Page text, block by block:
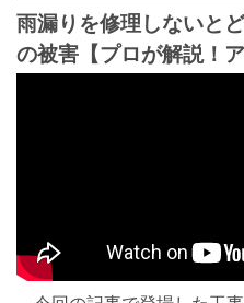
雨漏りを修理しないと
の被害【プロが解説！ア